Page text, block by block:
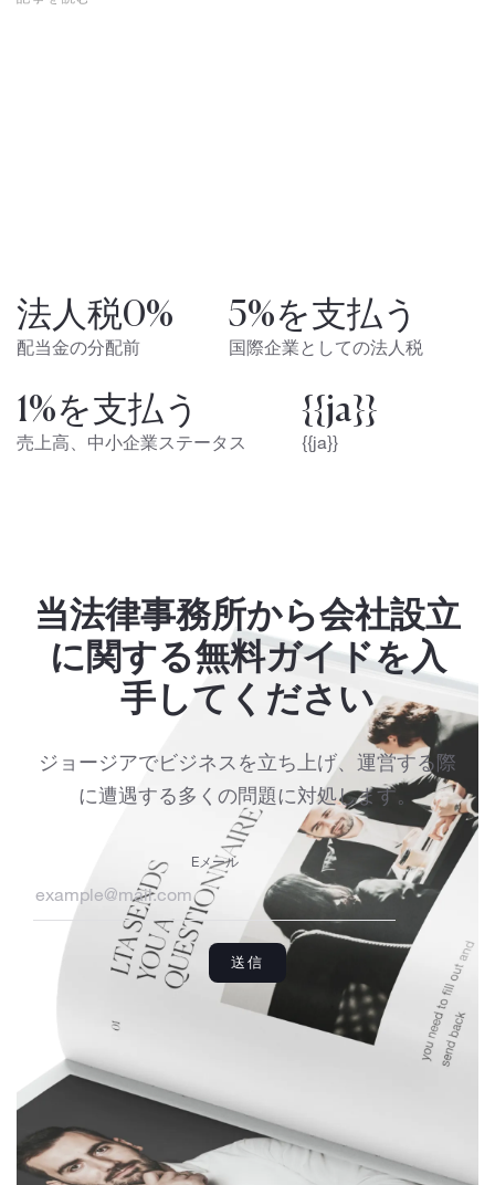
法人税0%
配当金の分配前
5%を支払う
国際企業としての法人税
1%を支払う
売上高、中小企業ステータス
{{ja}}
{{ja}}
当法律事務所から会社設立
に関する無料ガイドを入
手してください
ジョージアでビジネスを立ち上げ、運営する際
に遭遇する多くの問題に対処します。
Eメール
送信